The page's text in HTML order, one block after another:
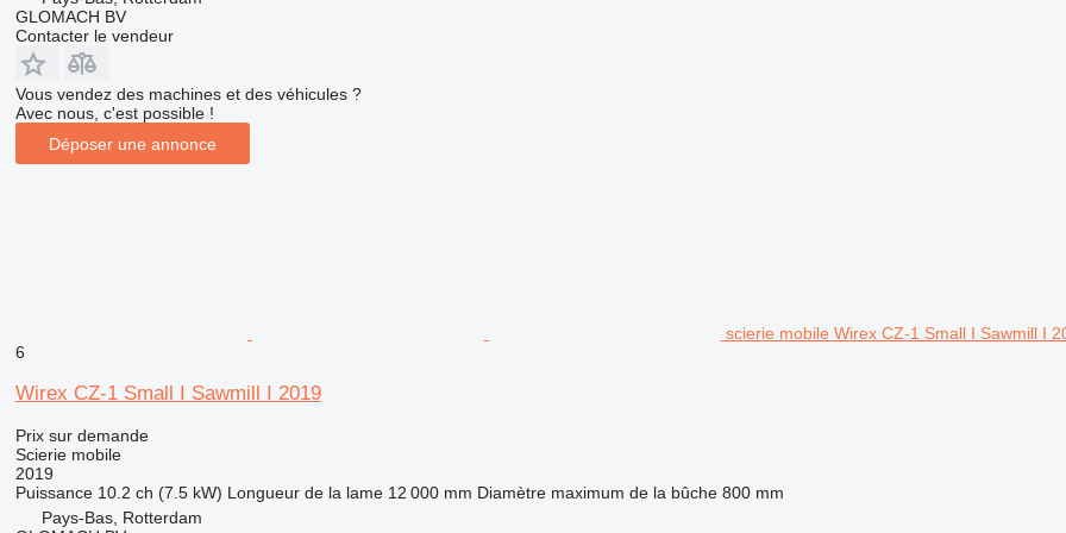
GLOMACH BV
Contacter le vendeur
Vous vendez des machines et des véhicules ?
Avec nous, c'est possible !
Déposer une annonce
scierie mobile Wirex CZ-1 Small I Sawmill I
6
Wirex CZ-1 Small I Sawmill I 2019
Prix sur demande
Scierie mobile
2019
Puissance 10.2 ch (7.5 kW) Longueur de la lame 12 000 mm Diamètre maximum de la bûche 800 mm
Pays-Bas, Rotterdam